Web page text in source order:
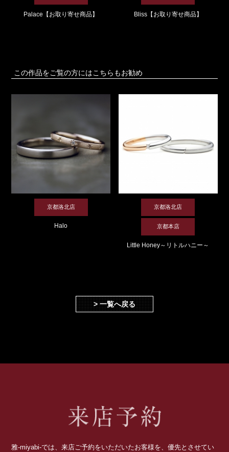
Palace【お取り寄せ商品】 Bliss【お取り寄せ商品】
この作品をご覧の方にはこちらもお勧め
京都洛北店
Halo
京都洛北店
京都本店
Little Honey～リトルハニー～
> 一覧へ戻る
雅-miyabi-では、来店ご予約をいただいたお客様を、優先とさせてい